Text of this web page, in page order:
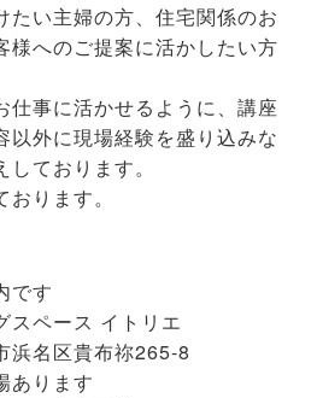
たい主婦の方、住宅関係のお
様へのご提案に活かしたい方
仕事に活かせるように、講座
以外に現場経験を盛り込みな
ております。
ります。
です
スペース イトリエ
浜名区貴布祢265-8
あります